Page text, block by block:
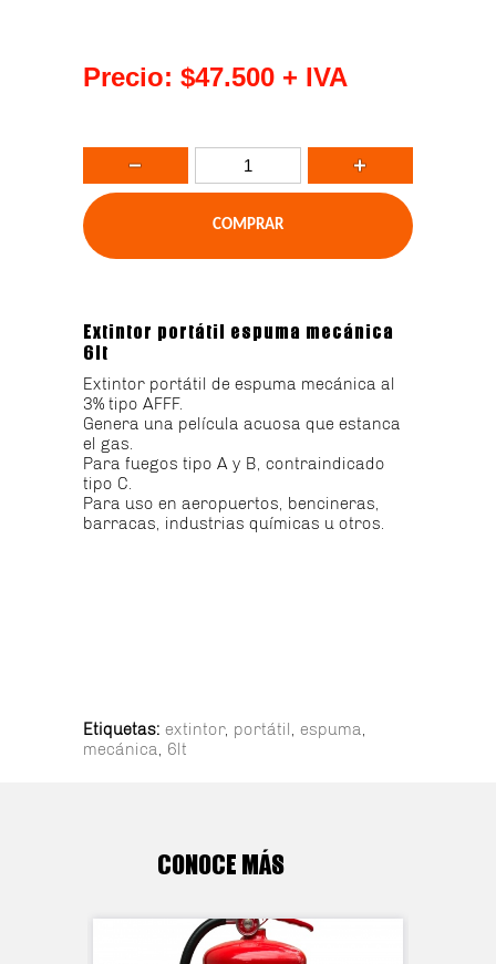
Precio: $47.500 + IVA
Extintor portátil espuma mecánica
6lt
Extintor portátil de espuma mecánica al
3% tipo AFFF.
Genera una película acuosa que estanca
el gas.
Para fuegos tipo A y B, contraindicado
tipo C.
Para uso en aeropuertos, bencineras,
barracas, industrias químicas u otros.
Etiquetas: extintor, portátil espuma
mecánica
6lt
CONOCE MÁS